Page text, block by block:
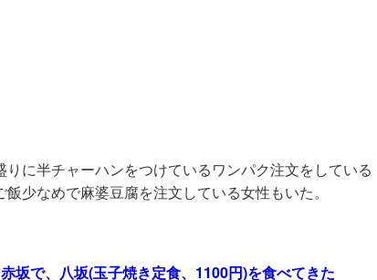
りに半チャーハンをつけているワンパク注文をしている
少なめで麻婆豆腐を注文している女性もいた。
坂で、八坂(玉子焼き定食、1100円)を食べてきた